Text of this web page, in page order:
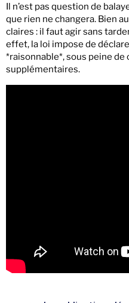
Il n’est pas question de
que rien ne changera. Bien
claires : il faut agir sans
effet, la loi impose de
*raisonnable*, sous peine
supplémentaires.